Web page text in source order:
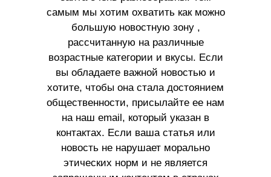
самым мы хотим охватить как можно
большую новостную зону ,
рассчитанную на различные
возрастные категории и вкусы. Если
вы обладаете важной новостью и
хотите, чтобы она стала достоянием
общественности, присылайте ее нам
на наш email, который указан в
контактах. Если ваша статья или
новость не нарушает морально
этических норм и не является